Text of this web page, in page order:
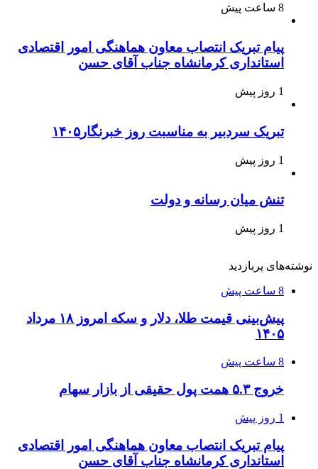
8 ساعت پیش
پیام تبریک انتصاب معاون هماهنگی امور اقتصادی
استانداری کرمانشاه جناب آقای حسن
1 روز پیش
تبریک سردبیر به مناسبت روز خبرنگار۱۴۰۵
1 روز پیش
تنش میان رسانه و دولت
1 روز پیش
نوشته‌های پربازدید
8 ساعت پیش
پیش‌بینی قیمت طلا، دلار و سکه امروز ۱۸ مرداد
۱۴۰۵
8 ساعت پیش
خروج ۵.۳ همت پول حقیقی از بازار سهام
1 روز پیش
پیام تبریک انتصاب معاون هماهنگی امور اقتصادی
استانداری کرمانشاه جناب آقای حسن